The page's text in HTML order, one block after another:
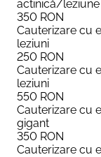
actinică/leziune
350 RON
Cauterizare cu
leziuni
250 RON
Cauterizare cu
leziuni
550 RON
Cauterizare cu
gigant
350 RON
Cauterizare cu